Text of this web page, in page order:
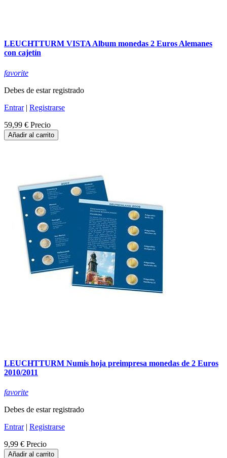
LEUCHTTURM VISTA Album monedas 2 Euros Alemanes
con cajetín
favorite
Debes de estar registrado
Entrar| Registrarse
59,99 € Precio
Añadir al carrito
LEUCHTTURM Numis hoja preimpresa monedas de 2 Euros
2010/2011
favorite
Debes de estar registrado
Entrar| Registrarse
9,99 € Precio
Añadir al carrito